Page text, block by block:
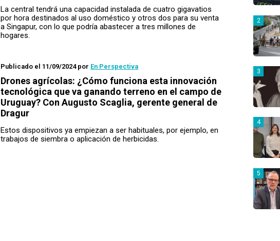
La central tendrá una capacidad instalada de cuatro gigavatios
por hora destinados al uso doméstico y otros dos para su venta
a Singapur, con lo que podría abastecer a tres millones de
hogares.
Publicado el 11/09/2024por En Perspectiva
Drones agrícolas: ¿Cómo funciona esta innovación
tecnológica que va ganando terreno en el campo de
Uruguay? Con Augusto Scaglia, gerente general de
Dragur
Estos dispositivos ya empiezan a ser habituales, por ejemplo, en
trabajos de siembra o aplicación de herbicidas.